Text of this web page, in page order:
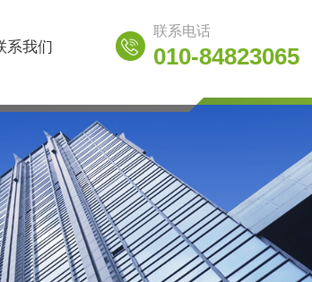
系我们
联系电话
010-84823065